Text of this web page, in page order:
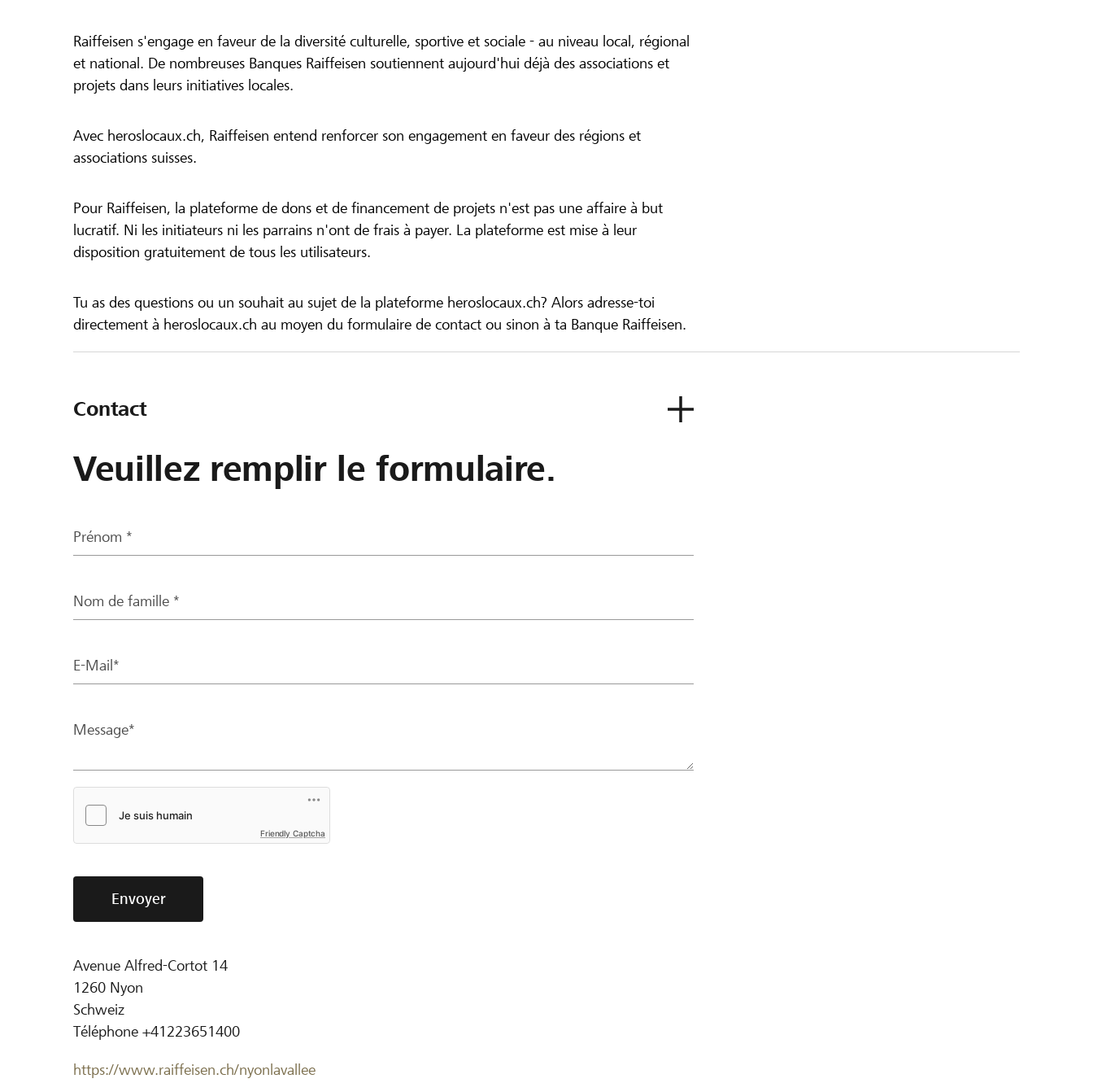
Raiffeisen s'engage en faveur de la diversité culturelle, sportive et sociale - au niveau local, régional
et national. De nombreuses Banques Raiffeisen soutiennent aujourd'hui déjà des associations et
projets dans leurs initiatives locales.
Avec heroslocaux.ch, Raiffeisen entend renforcer son engagement en faveur des régions et
associations suisses.
Pour Raiffeisen, la plateforme de dons et de financement de projets n'est pas une affaire à but
lucratif. Ni les initiateurs ni les parrains n'ont de frais à payer. La plateforme est mise à leur
disposition gratuitement de tous les utilisateurs.
Tu as des questions ou un souhait au sujet de la plateforme heroslocaux.ch? Alors adresse-toi
directement à heroslocaux.ch au moyen du formulaire de contact ou sinon à ta Banque Raiffeisen.
Contact
Veuillez remplir le formulaire.
Prénom *
Nom de famille *
E-Mail*
Message*
Friendly Captcha
Envoyer
Avenue Alfred-Cortot 14
1260 Nyon
Schweiz
Téléphone +41223651400
https://www.raiffeisen.ch/nyonlavallee